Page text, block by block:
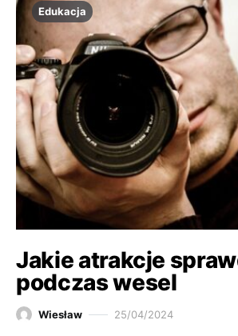
Edukacja
Jakie atrakcje
podczas wesel
Wiesław 25/04/2024